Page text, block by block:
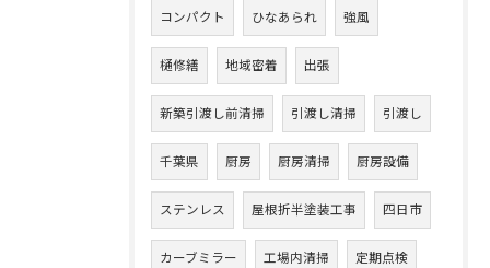
コンパクト ひなあられ 強風
樋修繕 地域密着 出張
新築引渡し前清掃 引渡し清掃 引渡し
千葉県 厨房 厨房清掃 厨房設備
ステンレス 屋根折半塗装工事 四日市
カーブミラー 工場内清掃 定期点検